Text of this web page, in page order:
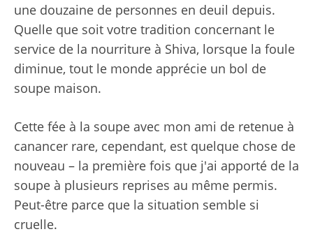
une douzaine de personnes en deuil depuis.
Quelle que soit votre tradition concernant le
service de la nourriture à Shiva, lorsque la foule
diminue, tout le monde apprécie un bol de
soupe maison.
Cette fée à la soupe avec mon ami de retenue à
canancer rare, cependant, est quelque chose de
nouveau – la première fois que j'ai apporté de la
soupe à plusieurs reprises au même permis.
Peut-être parce que la situation semble si
cruelle.